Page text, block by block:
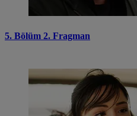
5. Bölüm 2. Fragman